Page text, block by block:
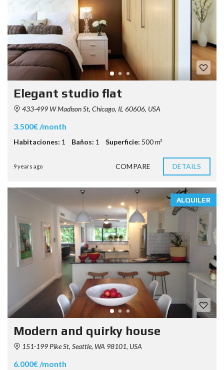
Elegant studio flat
433-499 W Madison St, Chicago, IL 60606, USA
3.500€ /month
Habitaciones: 1 Baños: 1 Superficie: 500 m²
9 years ago COMPARE DETAILS
ALQUILER
Modern and quirky house
151-199 Pike St, Seattle, WA 98101, USA
6.000€ /month